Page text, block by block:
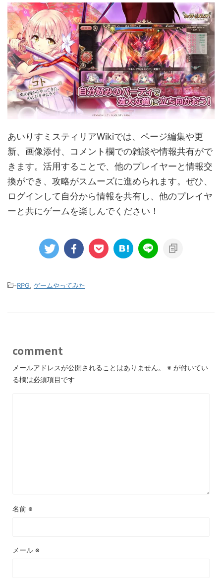
あいりすミスティリアWikiでは、ページ編集や更
新、画像添付、コメント欄での雑談や情報共有がで
きます。活用することで、他のプレイヤーと情報交
換ができ、攻略がスムーズに進められます。ぜひ、
ログインして自分から情報を共有し、他のプレイヤ
ーと共にゲームを楽しんでください！
-RPG ゲームやってみた
comment
メールアドレスが公開されることはありません。 ※ が付いてい
る欄は必須項目です
名前 ※
メール ※